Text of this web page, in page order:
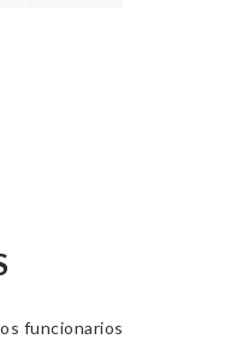
funcionarios